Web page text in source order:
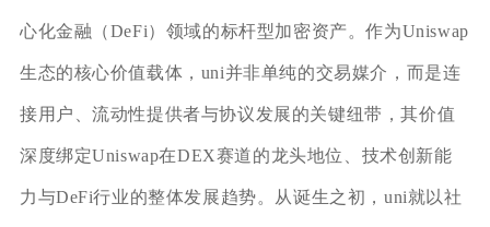
心化金融（DeFi）领域的标杆型加密资产。作为Uniswap
生态的核心价值载体，uni并非单纯的交易媒介，而是连
接用户、流动性提供者与协议发展的关键纽带，其价值
深度绑定Uniswap在DEX赛道的龙头地位、技术创新能
力与DeFi行业的整体发展趋势。从诞生之初，uni就以社